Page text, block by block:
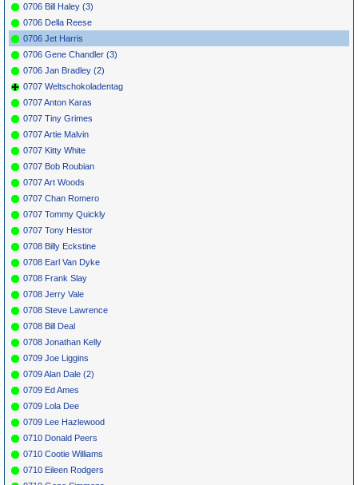
0706 Bill Haley (3)
0706 Della Reese
0706 Jet Harris
0706 Gene Chandler (3)
0706 Jan Bradley (2)
0707 Weltschokoladentag
0707 Anton Karas
0707 Tiny Grimes
0707 Artie Malvin
0707 Kitty White
0707 Bob Roubian
0707 Art Woods
0707 Chan Romero
0707 Tommy Quickly
0707 Tony Hestor
0708 Billy Eckstine
0708 Earl Van Dyke
0708 Frank Slay
0708 Jerry Vale
0708 Steve Lawrence
0708 Bill Deal
0708 Jonathan Kelly
0709 Joe Liggins
0709 Alan Dale (2)
0709 Ed Ames
0709 Lola Dee
0709 Lee Hazlewood
0710 Donald Peers
0710 Cootie Williams
0710 Eileen Rodgers